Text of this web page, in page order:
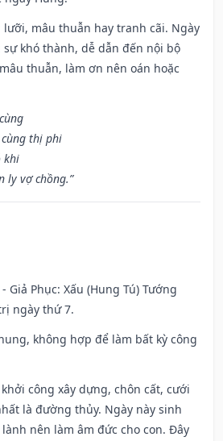
mâu thuẫn hay tranh cãi. Ngày
sự khó thành, dễ dẫn đến nội bộ
thuẫn, làm ơn nên oán hoặc
thị phi
khi
ly vợ chồng.”
Giả Phục: Xấu (Hung Tú) Tướng
ngày thứ 7.
không hợp để làm bất kỳ công
công xây dựng, chôn cất, cưới
là đường thủy. Ngày này sinh
nên làm âm đức cho con. Đây